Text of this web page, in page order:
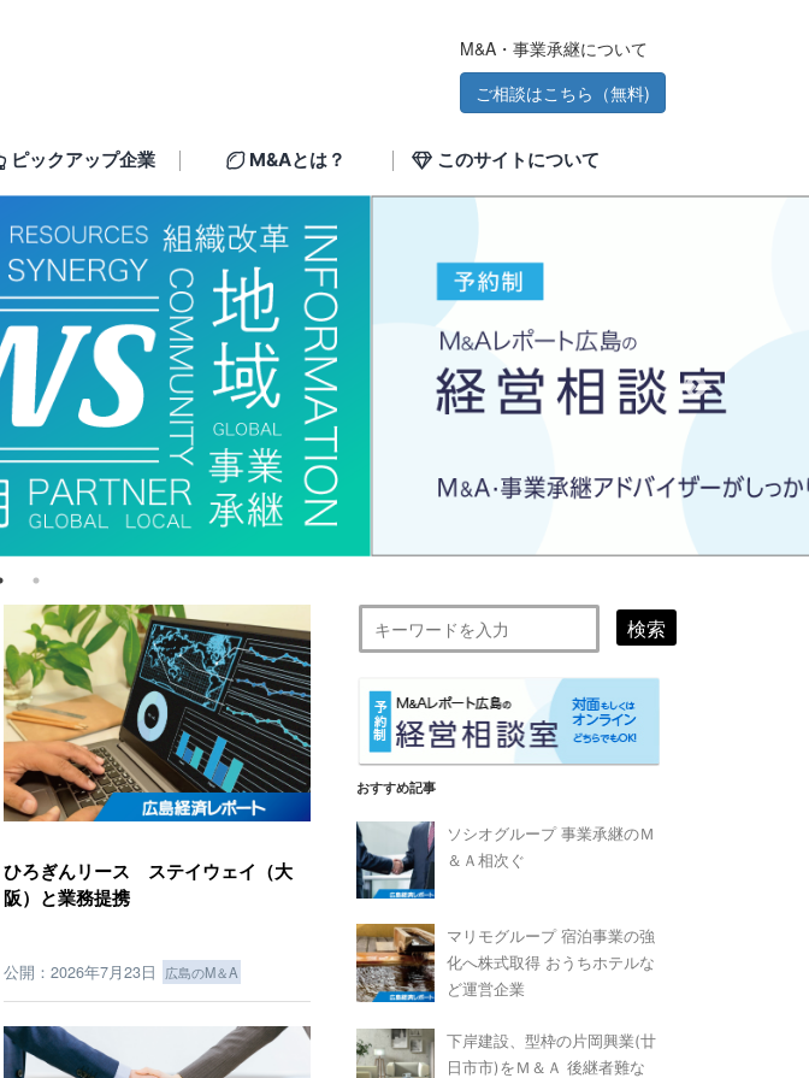
M&A・事業承継について
ご相談はこちら（無料)
ピックアップ企業 M&Aとは？ このサイトについて
ひろぎんリース ステイウェイ（大
阪）と業務提携
公開：2026年7月23日 広島のM＆A
検索
おすすめ記事
ソシオグループ 事業承継のＭ
＆Ａ相次ぐ
マリモグループ 宿泊事業の強
化へ株式取得 おうちホテルな
ど運営企業
下岸建設、型枠の片岡興業(廿
日市市)をＭ＆Ａ 後継者難な